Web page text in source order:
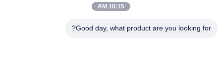
10:15 AM
Good day, what product are you looking for?